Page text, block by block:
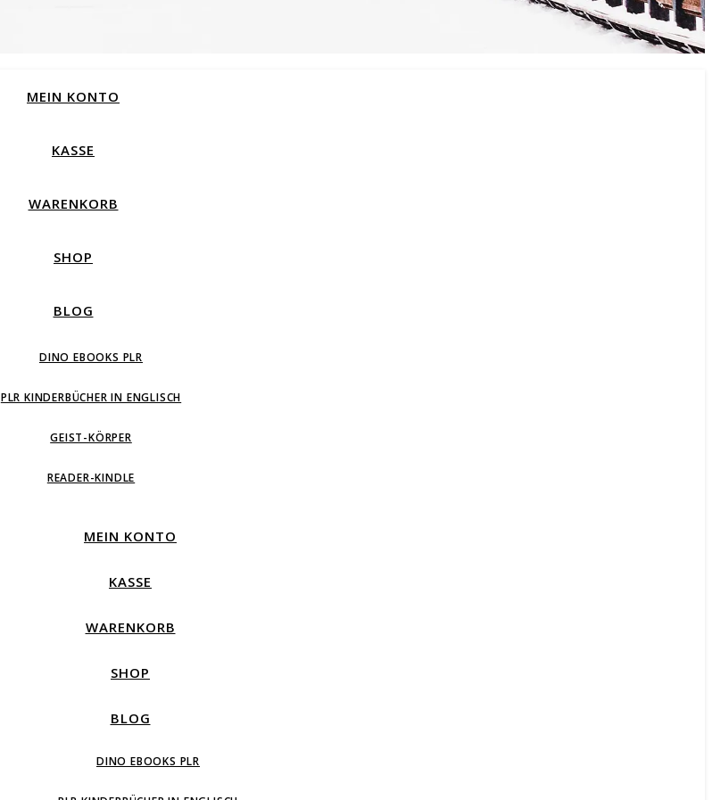
MEIN KONTO
KASSE
WARENKORB
SHOP
BLOG
DINO EBOOKS PLR
PLR KINDERBÜCHER IN ENGLISCH
GEIST-KÖRPER
READER-KINDLE
MEIN KONTO
KASSE
WARENKORB
SHOP
BLOG
DINO EBOOKS PLR